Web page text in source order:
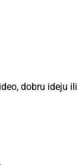
dobru ideju ili